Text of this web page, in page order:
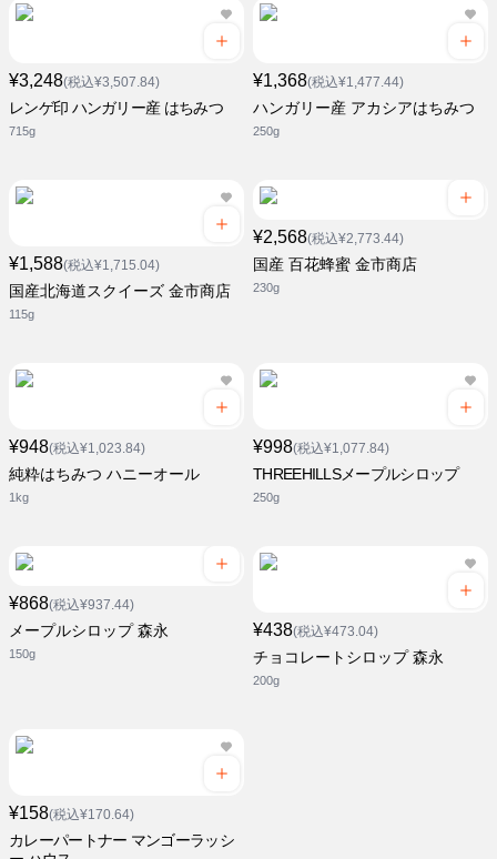
¥3,248(税込¥3,507.84)
レンゲ印 ハンガリー産 はちみつ
715g
¥1,368(税込¥1,477.44)
ハンガリー産 アカシアはちみつ
250g
¥1,588(税込¥1,715.04)
国産北海道スクイーズ 金市商店
115g
¥2,568(税込¥2,773.44)
国産 百花蜂蜜 金市商店
230g
¥948(税込¥1,023.84)
純粋はちみつ ハニーオール
1kg
¥998(税込¥1,077.84)
THREEHILLSメープルシロップ
250g
¥868(税込¥937.44)
メープルシロップ 森永
150g
¥438(税込¥473.04)
チョコレートシロップ 森永
200g
¥158(税込¥170.64)
カレーパートナー マンゴーラッシ